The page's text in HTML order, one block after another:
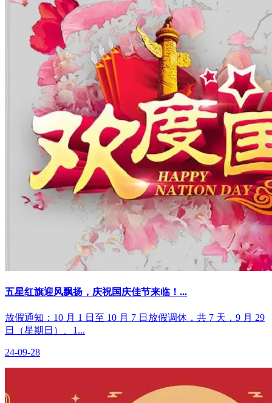
五星红旗迎风飘扬，庆祝国庆佳节来临！...
放假通知：10 月 1 日至 10 月 7 日放假调休，共 7 天，9 月 29
日（星期日）、1...
24-09-28